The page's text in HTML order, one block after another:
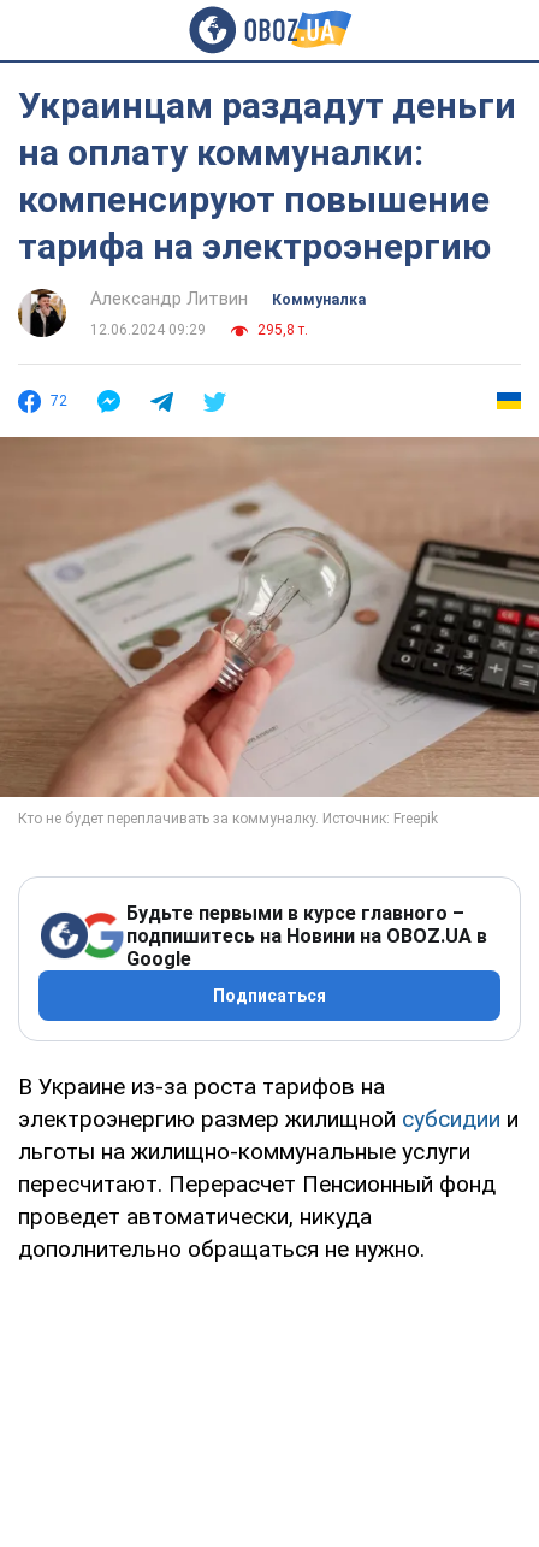
Украинцам раздадут деньги
на оплату коммуналки:
компенсируют повышение
тарифа на электроэнергию
Александр Литвин
Коммуналка
12.06.2024 09:29
295,8 т.
72
Будьте первыми в курсе главного –
подпишитесь на Новини на OBOZ.UA в
Google
Подписаться
В Украине из-за роста тарифов на
электроэнергию размер жилищной субсидии и
льготы на жилищно-коммунальные услуги
пересчитают. Перерасчет Пенсионный фонд
проведет автоматически, никуда
дополнительно обращаться не нужно.